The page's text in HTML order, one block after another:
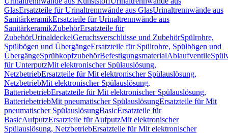
GlasErsatzteile für Urinaltrennwände aus GlasUrinaltrennwände aus
SanitärkeramikErsatzteile für Urinaltrennwände aus
SanitärkeramikZubehörErsatzteile für
ZubehörUrinaldeckelGeruchsverschlüsse und ZubehörSpülrohre,
Spülbögen und ÜbergängeErsatzteile für Spülrohre, Spülbögen und
ÜbergängeSprühkopfzubehörBefestigungsmaterialAblaufventile
für UnterputzMit elektronischer Spülauslösung,
NetzbetriebErsatzteile für Mit elektronischer Spülauslösung,
NetzbetriebMit elektronischer Spülauslösung,
BatteriebetriebErsatzteile für Mit elektronischer Spülauslösung,
BatteriebetriebMit pneumatischer SpülauslösungErsatzteile für Mit
pneumatischer SpülauslösungBasicErsatzteile für
BasicAufputzErsatzteile für AufputzMit elektronischer
Spülauslösung, NetzbetriebErsatzteile für Mit elektronischer